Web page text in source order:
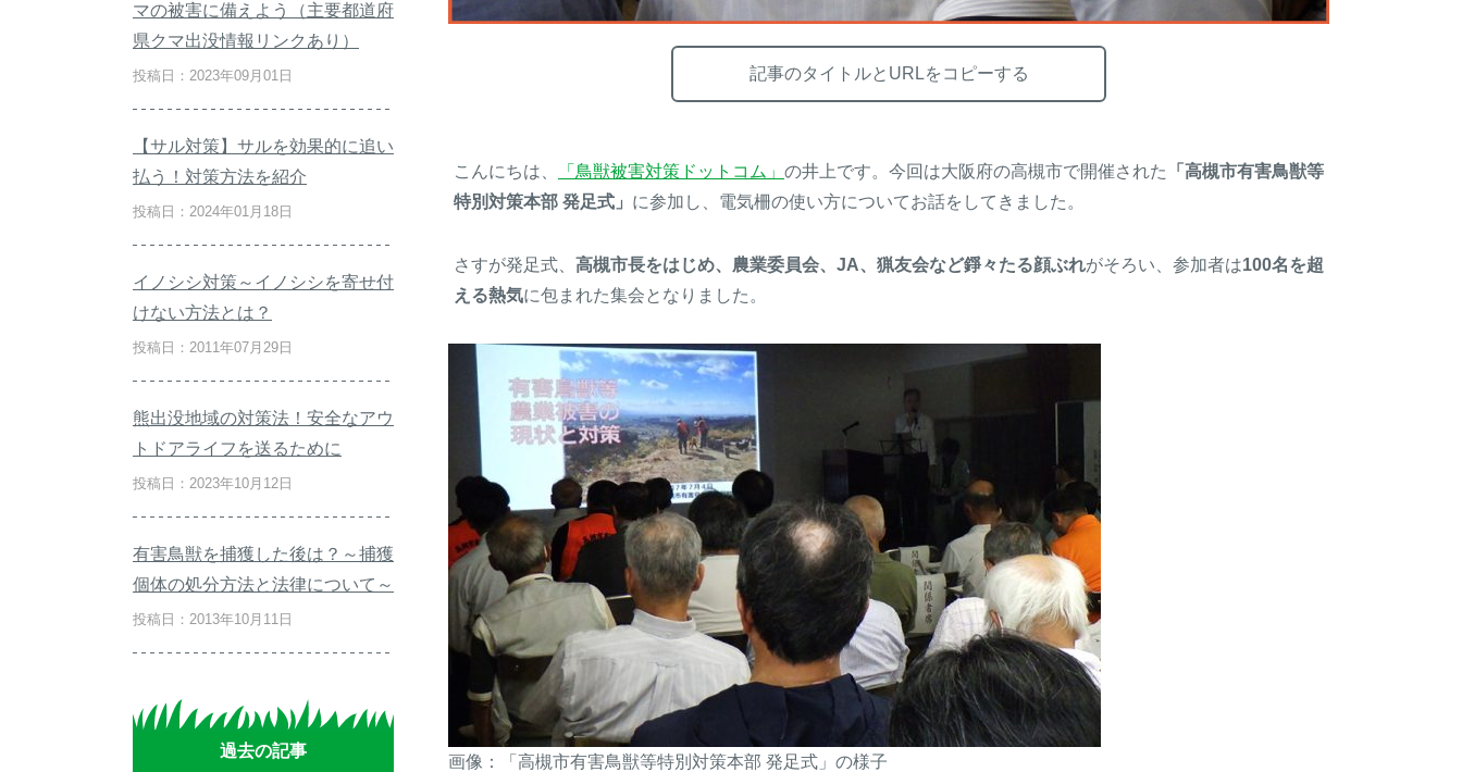
マの被害に備えよう（主要都道府
県クマ出没情報リンクあり）
投稿日：2023年09月01日
【サル対策】サルを効果的に追い
払う！対策方法を紹介
投稿日：2024年01月18日
イノシシ対策～イノシシを寄せ付
けない方法とは？
投稿日：2011年07月29日
熊出没地域の対策法！安全なアウ
トドアライフを送るために
投稿日：2023年10月12日
有害鳥獣を捕獲した後は？～捕獲
個体の処分方法と法律について～
投稿日：2013年10月11日
過去の記事
記事のタイトルとURLをコピーする
こんにちは、 「鳥獣被害対策ドットコム」 の井上です。今回は大阪府の高槻市で開催された
「高槻市有害鳥獣等
特別対策本部 発足式」 に参加し、電気柵の使い方についてお話をしてきました。
さすが発足式、 高槻市長をはじめ、農業委員会、JA、猟友会など錚々たる顔ぶれがそろい、参加者は100名を超
える熱気に包まれた集会となりました。
画像：「高槻市有害鳥獣等特別対策本部 発足式」の様子